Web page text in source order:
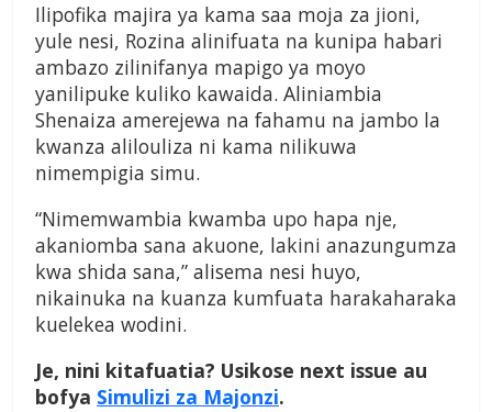
Ilipofika majira ya kama saa moja za jioni,
yule nesi, Rozina alinifuata na kunipa habari
ambazo zilinifanya mapigo ya moyo
yanilipuke kuliko kawaida. Aliniambia
Shenaiza amerejewa na fahamu na jambo la
kwanza alilouliza ni kama nilikuwa
nimempigia simu.
“Nimemwambia kwamba upo hapa nje,
akaniomba sana akuone, lakini anazungumza
kwa shida sana,” alisema nesi huyo,
nikainuka na kuanza kumfuata harakaharaka
kuelekea wodini.
Je, nini kitafuatia? Usikose next issue au
bofya Simulizi za Majonzi.